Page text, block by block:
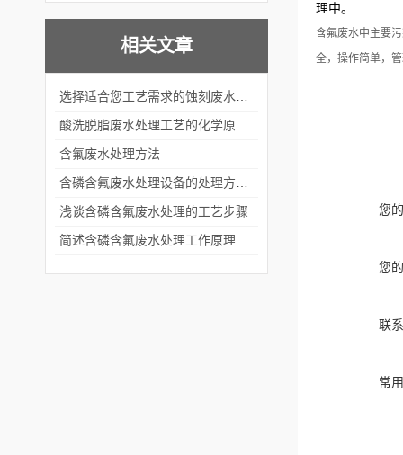
相关文章
含氟废水处理方法
浅谈含磷含氟废水处理的工艺步骤
简述含磷含氟废水处理工作原理
理中。
含氟废水中主要
全，操作简单，
您
您
联
常